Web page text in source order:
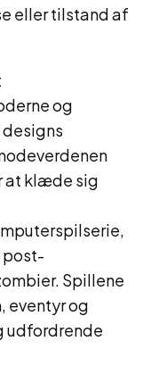
eller tilstand af
og
at klæde sig
post-
Spillene
eventyr og
udfordrende